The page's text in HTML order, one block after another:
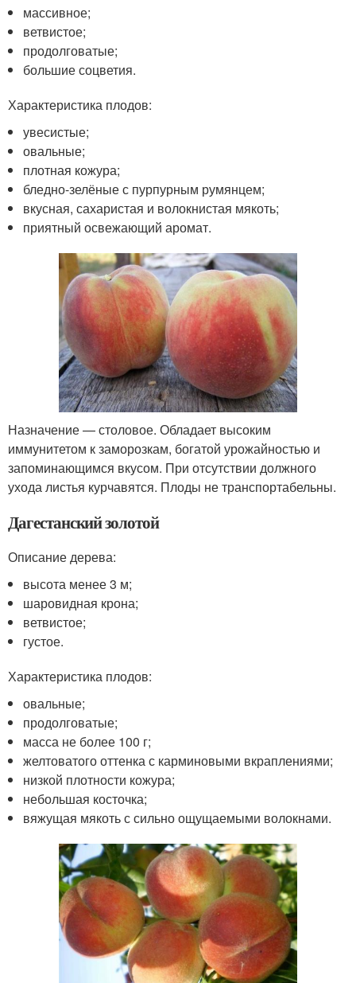
массивное;
ветвистое;
продолговатые;
большие соцветия.
Характеристика плодов:
увесистые;
овальные;
плотная кожура;
бледно-зелёные с пурпурным румянцем;
вкусная, сахаристая и волокнистая мякоть;
приятный освежающий аромат.
Назначение — столовое. Обладает высоким
иммунитетом к заморозкам, богатой урожайностью и
запоминающимся вкусом. При отсутствии должного
ухода листья курчавятся. Плоды не транспортабельны.
Дагестанский золотой
Описание дерева:
высота менее 3 м;
шаровидная крона;
ветвистое;
густое.
Характеристика плодов:
овальные;
продолговатые;
масса не более 100 г;
желтоватого оттенка с карминовыми вкраплениями;
низкой плотности кожура;
небольшая косточка;
вяжущая мякоть с сильно ощущаемыми волокнами.